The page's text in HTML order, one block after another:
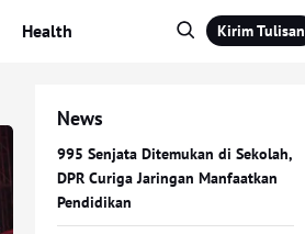
Health Kirim Tulisan
News
995 Senjata Ditemukan di Sekolah,
DPR Curiga Jaringan Manfaatkan
Pendidikan